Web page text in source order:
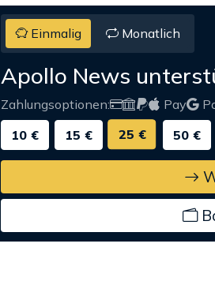
Einmalig Monatlich
Apollo News
Zahlungsoptionen: Pay
10 €
15 € 25 € 50 €